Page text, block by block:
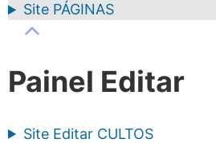
Site PÁGINAS
Painel Editar
Site Editar CULTOS